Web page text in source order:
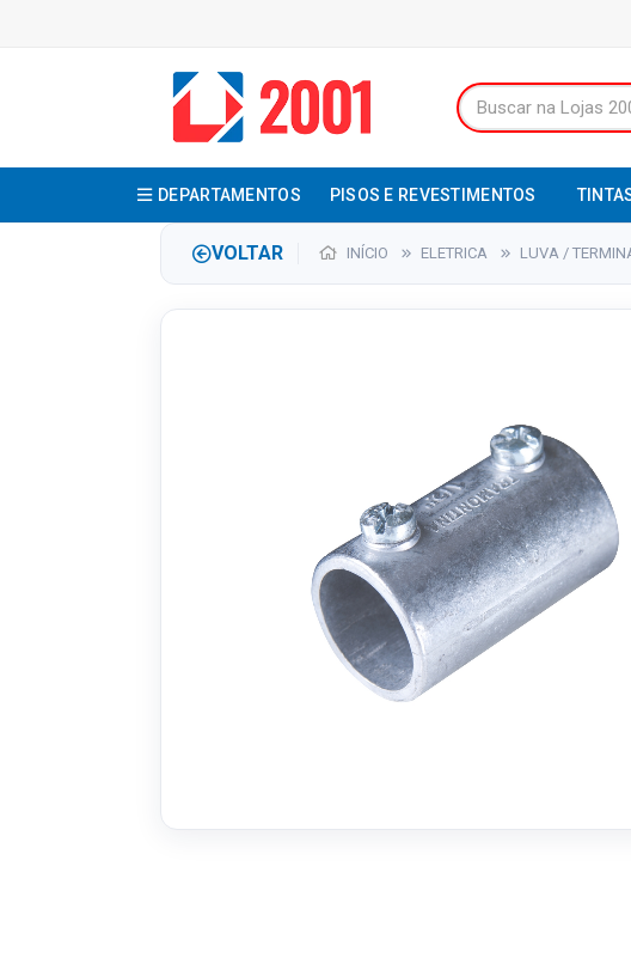
DEPARTAMENTOS PISOS E REVESTIMENTOS
VOLTAR INÍCIO ELETRICA LUVA /